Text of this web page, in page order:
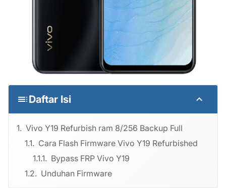
Daftar Isi
Vivo Y19 Refurbish ram 8/256 Backup Full
Cara Flash Firmware Vivo Y19 Refurbished
Bypass FRP Vivo Y19
Unduhan Firmware